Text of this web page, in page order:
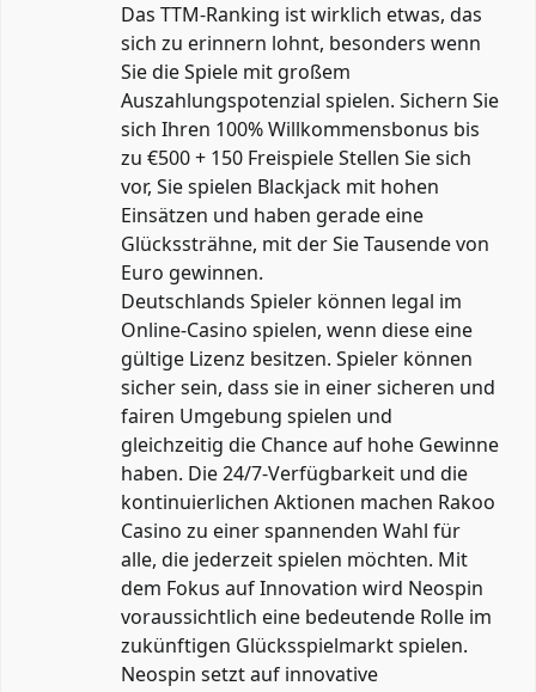
Das TTM-Ranking ist wirklich etwas, das
sich zu erinnern lohnt, besonders wenn
Sie die Spiele mit großem
Auszahlungspotenzial spielen. Sichern Sie
sich Ihren 100% Willkommensbonus bis
zu €500 + 150 Freispiele Stellen Sie sich
vor, Sie spielen Blackjack mit hohen
Einsätzen und haben gerade eine
Glückssträhne, mit der Sie Tausende von
Euro gewinnen.
Deutschlands Spieler können legal im
Online-Casino spielen, wenn diese eine
gültige Lizenz besitzen. Spieler können
sicher sein, dass sie in einer sicheren und
fairen Umgebung spielen und
gleichzeitig die Chance auf hohe Gewinne
haben. Die 24/7-Verfügbarkeit und die
kontinuierlichen Aktionen machen Rakoo
Casino zu einer spannenden Wahl für
alle, die jederzeit spielen möchten. Mit
dem Fokus auf Innovation wird Neospin
voraussichtlich eine bedeutende Rolle im
zukünftigen Glücksspielmarkt spielen.
Neospin setzt auf innovative